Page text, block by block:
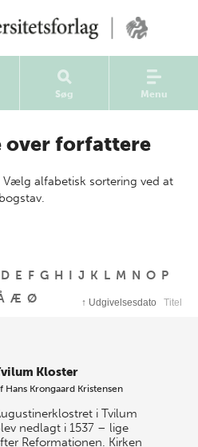
Søg Menu
over forfattere
Vælg alfabetisk sortering ved at
D E F G H I J K L M N O P
Æ Ø ↑ Udgivelsesdato Titel
Kloster
Hans Krongaard Kristensen
i Tvilum
nedlagt i 1537 – lige
Reformationen. Kirken